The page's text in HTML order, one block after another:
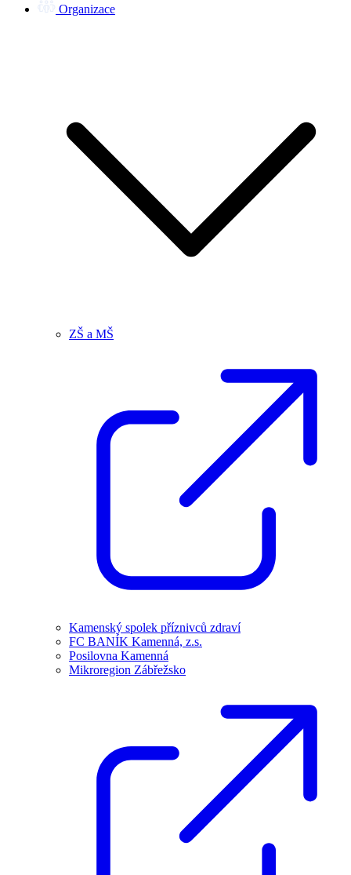
Organizace
ZŠ a MŠ
Kamenský spolek příznivců zdraví
FC BANÍK Kamenná, z.s.
Posilovna Kamenná
Mikroregion Zábřežsko